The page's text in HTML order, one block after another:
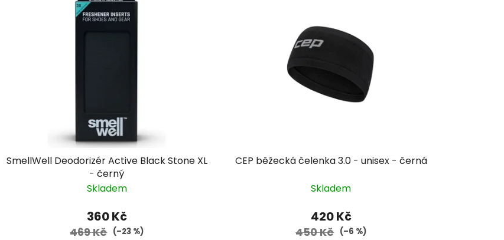
SmellWell Deodorizér Active Black Stone XL
- černý
Skladem
360 Kč
469 Kč (–23 %)
CEP běžecká čelenka 3.0 - unisex - černá
Skladem
420 Kč
450 Kč (–6 %)